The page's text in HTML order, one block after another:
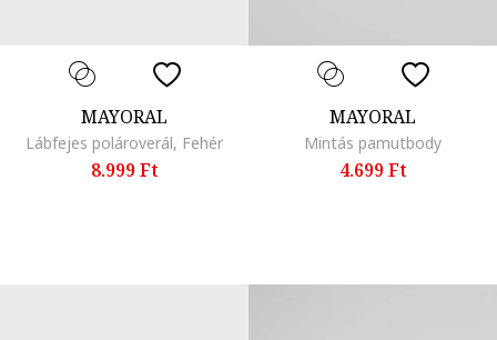
MAYORAL
Lábfejes polároverál, Fehér
8.999 Ft
MAYORAL
Mintás pamutbody
4.699 Ft